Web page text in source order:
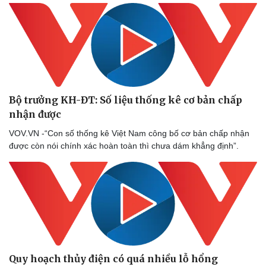
Bộ trưởng KH-ĐT: Số liệu thống kê cơ bản chấp
nhận được
VOV.VN -“Con số thống kê Việt Nam công bố cơ bản chấp nhận
được còn nói chính xác hoàn toàn thì chưa dám khẳng định”.
Quy hoạch thủy điện có quá nhiều lỗ hổng